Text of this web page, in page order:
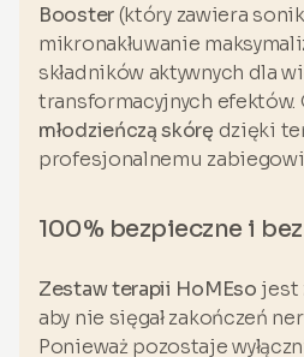
Booster(który zawiera
mikronakłuwanie
składników aktywnych dla
transformacyjnych efektów.
młodzieńczą skórę dzięki
profesjonalnemu
100% bezpieczne i
Zestaw terapii HoMEso jest
aby nie sięgał zakończeń
Ponieważ pozostaje